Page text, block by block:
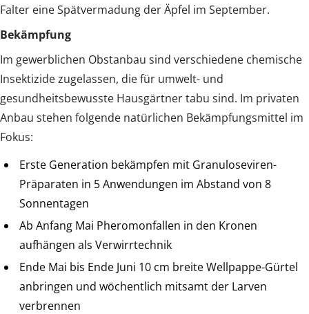
Falter eine Spätvermadung der Äpfel im September.
Bekämpfung
Im gewerblichen Obstanbau sind verschiedene chemische
Insektizide zugelassen, die für umwelt- und
gesundheitsbewusste Hausgärtner tabu sind. Im privaten
Anbau stehen folgende natürlichen Bekämpfungsmittel im
Fokus:
Erste Generation bekämpfen mit Granuloseviren-
Präparaten in 5 Anwendungen im Abstand von 8
Sonnentagen
Ab Anfang Mai Pheromonfallen in den Kronen
aufhängen als Verwirrtechnik
Ende Mai bis Ende Juni 10 cm breite Wellpappe-Gürtel
anbringen und wöchentlich mitsamt der Larven
verbrennen